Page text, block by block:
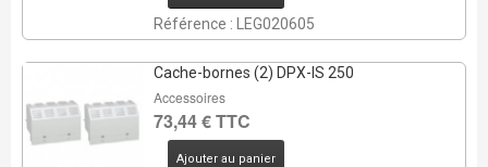
Référence : LEG020605
Cache-bornes (2) DPX-IS 250
Accessoires
73,44 € TTC
Ajouter au panier